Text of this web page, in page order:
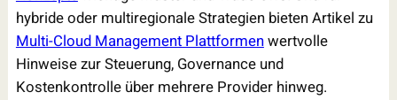
hybride oder multiregionale Strategien bieten Artikel zu
Multi-Cloud Management Plattformenwertvolle
Hinweise zur Steuerung, Governance und
Kostenkontrolle über mehrere Provider hinweg.